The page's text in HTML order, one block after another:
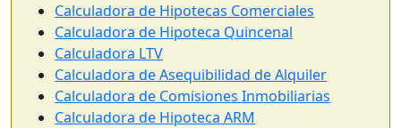
Calculadora de Hipotecas Comerciales
Calculadora de Hipoteca Quincenal
Calculadora LTV
Calculadora de Asequibilidad de Alquiler
Calculadora de Comisiones Inmobiliarias
Calculadora de Hipoteca ARM